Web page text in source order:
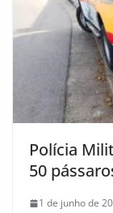
Polícia
50
1 de junho de